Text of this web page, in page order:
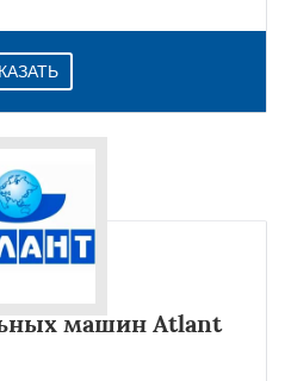
машин Atlant